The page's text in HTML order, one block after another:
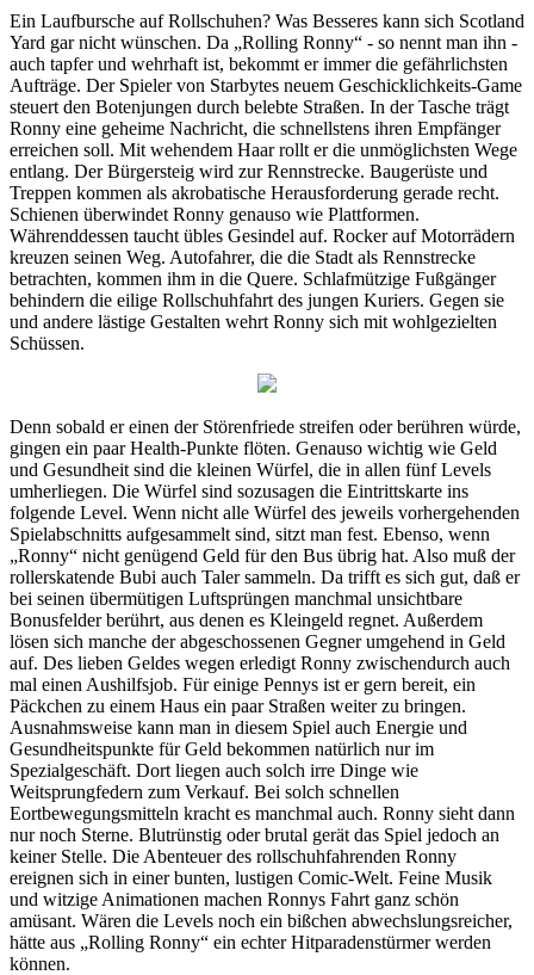
Ein Laufbursche auf Rollschuhen? Was Besseres kann sich Scotland
Yard gar nicht wünschen. Da „Rolling Ronny“ - so nennt man ihn -
auch tapfer und wehrhaft ist, bekommt er immer die gefährlichsten
Aufträge. Der Spieler von Starbytes neuem Geschicklichkeits-Game
steuert den Botenjungen durch belebte Straßen. In der Tasche trägt
Ronny eine geheime Nachricht, die schnellstens ihren Empfänger
erreichen soll. Mit wehendem Haar rollt er die unmöglichsten Wege
entlang. Der Bürgersteig wird zur Rennstrecke. Baugerüste und
Treppen kommen als akrobatische Herausforderung gerade recht.
Schienen überwindet Ronny genauso wie Plattformen.
Währenddessen taucht übles Gesindel auf. Rocker auf Motorrädern
kreuzen seinen Weg. Autofahrer, die die Stadt als Rennstrecke
betrachten, kommen ihm in die Quere. Schlafmützige Fußgänger
behindern die eilige Rollschuhfahrt des jungen Kuriers. Gegen sie
und andere lästige Gestalten wehrt Ronny sich mit wohlgezielten
Schüssen.
Denn sobald er einen der Störenfriede streifen oder berühren würde,
gingen ein paar Health-Punkte flöten. Genauso wichtig wie Geld
und Gesundheit sind die kleinen Würfel, die in allen fünf Levels
umherliegen. Die Würfel sind sozusagen die Eintrittskarte ins
folgende Level. Wenn nicht alle Würfel des jeweils vorhergehenden
Spielabschnitts aufgesammelt sind, sitzt man fest. Ebenso, wenn
„Ronny“ nicht genügend Geld für den Bus übrig hat. Also muß der
rollerskatende Bubi auch Taler sammeln. Da trifft es sich gut, daß er
bei seinen übermütigen Luftsprüngen manchmal unsichtbare
Bonusfelder berührt, aus denen es Kleingeld regnet. Außerdem
lösen sich manche der abgeschossenen Gegner umgehend in Geld
auf. Des lieben Geldes wegen erledigt Ronny zwischendurch auch
mal einen Aushilfsjob. Für einige Pennys ist er gern bereit, ein
Päckchen zu einem Haus ein paar Straßen weiter zu bringen.
Ausnahmsweise kann man in diesem Spiel auch Energie und
Gesundheitspunkte für Geld bekommen natürlich nur im
Spezialgeschäft. Dort liegen auch solch irre Dinge wie
Weitsprungfedern zum Verkauf. Bei solch schnellen
Eortbewegungsmitteln kracht es manchmal auch. Ronny sieht dann
nur noch Sterne. Blutrünstig oder brutal gerät das Spiel jedoch an
keiner Stelle. Die Abenteuer des rollschuhfahrenden Ronny
ereignen sich in einer bunten, lustigen Comic-Welt. Feine Musik
und witzige Animationen machen Ronnys Fahrt ganz schön
amüsant. Wären die Levels noch ein bißchen abwechslungsreicher,
hätte aus „Rolling Ronny“ ein echter Hitparadenstürmer werden
können.